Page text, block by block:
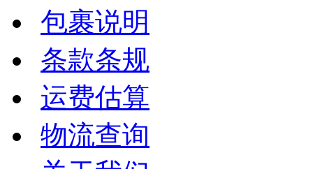
包裹说明
条款条规
运费估算
物流查询